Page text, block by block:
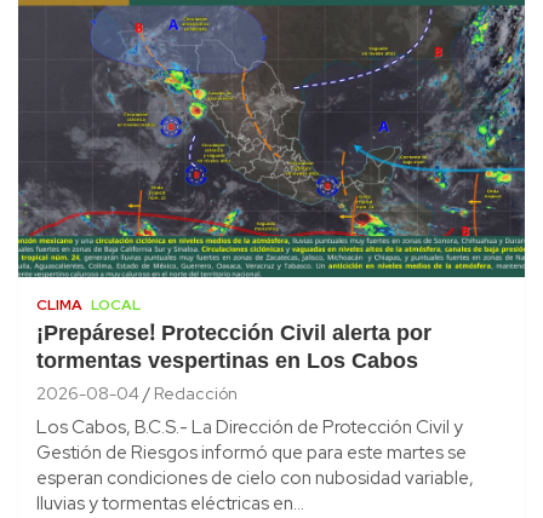
CLIMA LOCAL
¡Prepárese! Protección Civil alerta por
tormentas vespertinas en Los Cabos
2026-08-04 Redacción
Los Cabos, B.C.S.- La Dirección de Protección Civil y
Gestión de Riesgos informó que para este martes se
esperan condiciones de cielo con nubosidad variable,
lluvias y tormentas eléctricas en…